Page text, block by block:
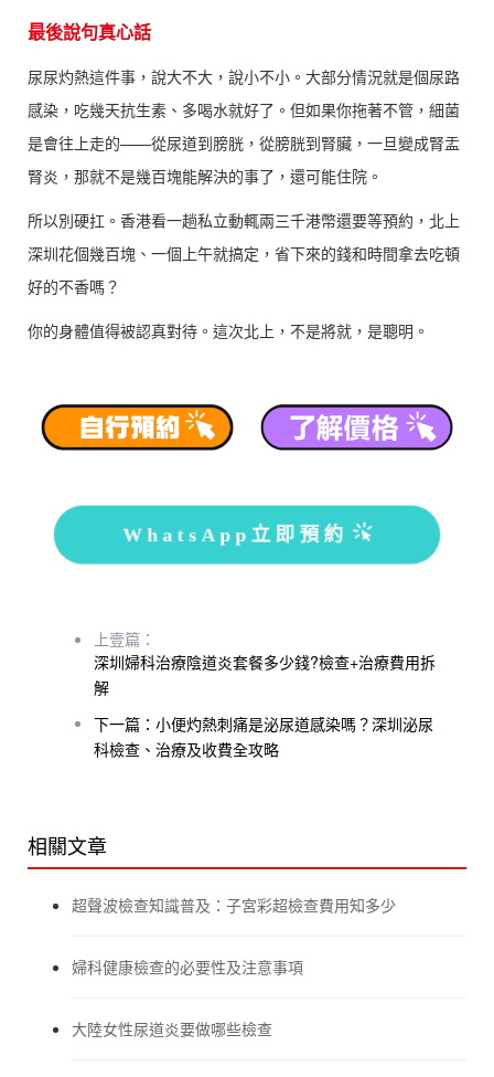
最後說句真心話
尿尿灼熱這件事，說大不大，說小不小。大部分情況就是個尿路
感染，吃幾天抗生素、多喝水就好了。但如果你拖著不管，細菌
是會往上走的——從尿道到膀胱，從膀胱到腎臟，一旦變成腎盂
腎炎，那就不是幾百塊能解決的事了，還可能住院。
所以別硬扛。香港看一趟私立動輒兩三千港幣還要等預約，北上
深圳花個幾百塊、一個上午就搞定，省下來的錢和時間拿去吃頓
好的不香嗎？
你的身體值得被認真對待。這次北上，不是將就，是聰明。
WhatsApp立即預約
上壹篇：
深圳婦科治療陰道炎套餐多少錢?檢查+治療費用拆
解
下一篇：小便灼熱刺痛是泌尿道感染嗎？深圳泌尿
科檢查、治療及收費全攻略
相關文章
超聲波檢查知識普及：子宮彩超檢查費用知多少
婦科健康檢查的必要性及注意事項
大陸女性尿道炎要做哪些檢查